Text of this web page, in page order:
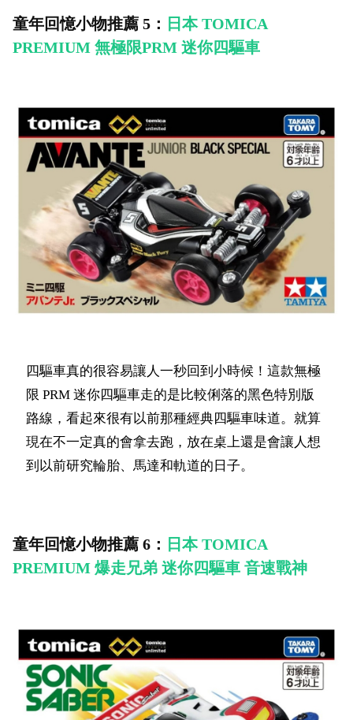
童年回憶小物推薦 5： 日本 TOMICA
PREMIUM 無極限PRM 迷你四驅車
四驅車真的很容易讓人一秒回到小時候！這款無極
限 PRM 迷你四驅車走的是比較俐落的黑色特別版
路線，看起來很有以前那種經典四驅車味道。就算
現在不一定真的會拿去跑，放在桌上還是會讓人想
到以前研究輪胎、馬達和軌道的日子。
童年回憶小物推薦 6： 日本 TOMICA
PREMIUM 爆走兄弟 迷你四驅車 音速戰神